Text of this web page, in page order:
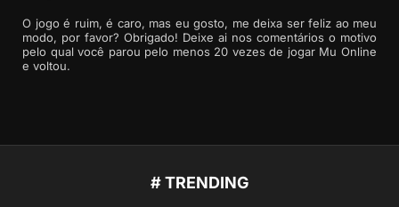
O jogo é ruim, é caro, mas eu gosto, me deixa ser feliz ao meu
modo, por favor? Obrigado! Deixe ai nos comentários o motivo
pelo qual você parou pelo menos 20 vezes de jogar Mu Online
e voltou.
# TRENDING